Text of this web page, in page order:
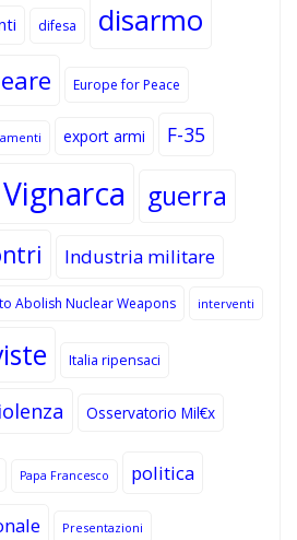
difesa disarmo
Europe for Peace
export armi F-35
guerra
Industria militare
Abolish Nuclear Weapons interventi
Italia ripensaci
Osservatorio Mil€x
Papa Francesco politica
Presentazioni